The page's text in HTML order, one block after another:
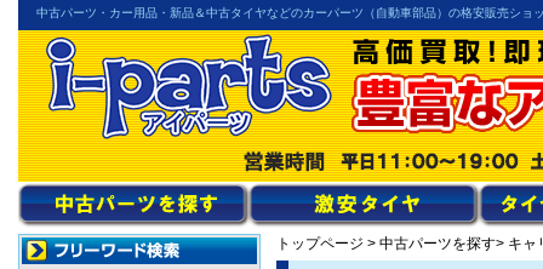
中古パーツ・カー用品・新品＆中古タイヤなどのカーパーツ（自動車部品）の格安販売ショ
トップページ > 中古パーツを探す> キャ